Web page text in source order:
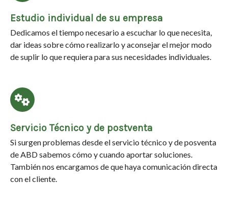
Estudio individual de su empresa
Dedicamos el tiempo necesario a escuchar lo que necesita,
dar ideas sobre cómo realizarlo y aconsejar el mejor modo
de suplir lo que requiera para sus necesidades individuales.
Servicio Técnico y de postventa
Si surgen problemas desde el servicio técnico y de posventa
de ABD sabemos cómo y cuando aportar soluciones.
También nos encargamos de que haya comunicación directa
con el cliente.